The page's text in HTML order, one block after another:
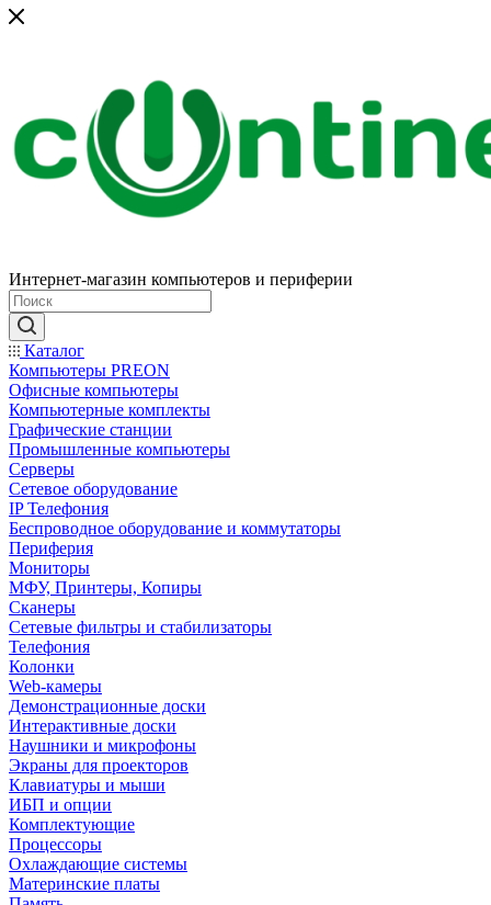
Интернет-магазин компьютеров и периферии
Каталог
Компьютеры PREON
Офисные компьютеры
Компьютерные комплекты
Графические станции
Промышленные компьютеры
Серверы
Сетевое оборудование
IP Телефония
Беспроводное оборудование и коммутаторы
Периферия
Мониторы
МФУ, Принтеры, Копиры
Сканеры
Сетевые фильтры и стабилизаторы
Телефония
Колонки
Web-камеры
Демонстрационные доски
Интерактивные доски
Наушники и микрофоны
Экраны для проекторов
Клавиатуры и мыши
ИБП и опции
Комплектующие
Процессоры
Охлаждающие системы
Материнские платы